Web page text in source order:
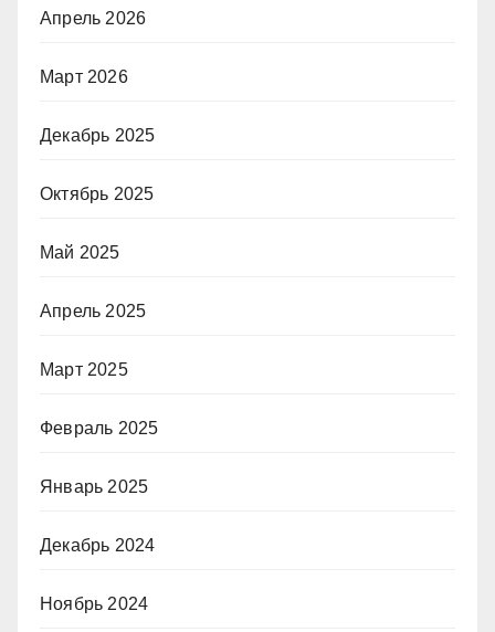
Апрель 2026
Март 2026
Декабрь 2025
Октябрь 2025
Май 2025
Апрель 2025
Март 2025
Февраль 2025
Январь 2025
Декабрь 2024
Ноябрь 2024